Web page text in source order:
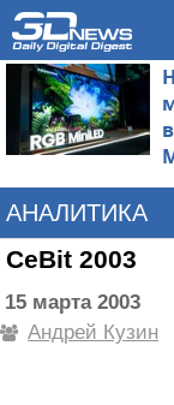
АНАЛИТИКА
CeBit 2003
15 марта 2003
Андрей Кузин